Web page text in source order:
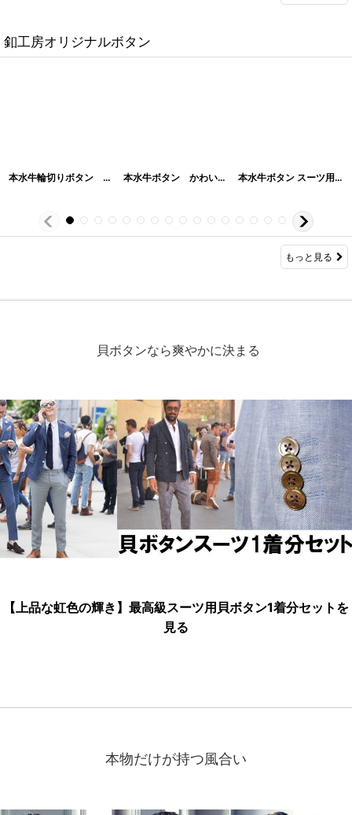
釦工房オリジナルボタン
本水牛輪切りボタン マットな消し パーツにも最適 2穴 [110-001061-1-
本水牛ボタン かわいいネコ目.猫目型 ツヤの黒色 2H No.1060 本水牛ボタン スーツ用ボタン 赤茶色 ツヤ有り No.1058
もっと見る
貝ボタンなら爽やかに決まる
【上品な虹色の輝き】最高級スーツ用貝ボタン1着分セットを
見る
本物だけが持つ風合い